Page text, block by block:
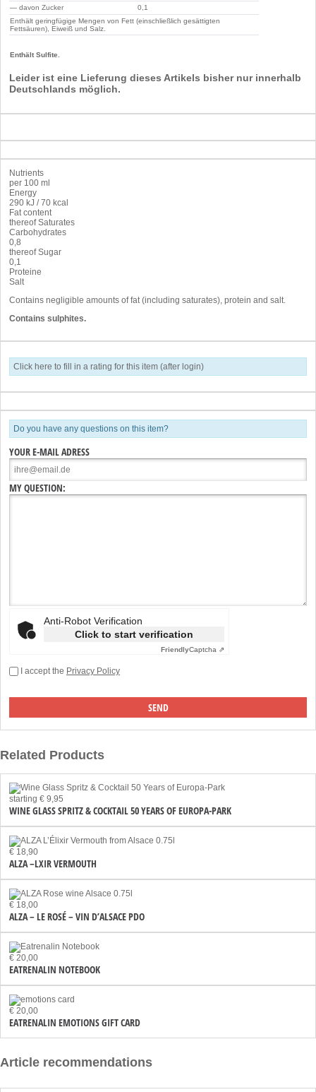
— davon Zucker
0,1
Enthält geringfügige Mengen von Fett (einschließlich gesättigten
Fettsäuren), Eiweiß und Salz.
Enthält Sulfite.
Leider ist eine Lieferung dieses Artikels bisher nur innerhalb
Deutschlands möglich.
Nutrients
per 100 ml
Energy
290 kJ / 70 kcal
Fat content
thereof Saturates
Carbohydrates
0,8
thereof Sugar
0,1
Proteine
Salt
Contains negligible amounts of fat (including saturates), protein and salt.
Contains sulphites.
Click here to fill in a rating for this item (after login)
Do you have any questions on this item?
YOUR E-MAIL ADRESS
MY QUESTION:
Anti-Robot Verification
Click to start verification
FriendlyCaptcha ⇗
I accept the Privacy Policy
Related Products
starting € 9,95
WINE GLASS SPRITZ & COCKTAIL 50 YEARS OF EUROPA-PARK
€ 18,90
ALZA –LXIR VERMOUTH
€ 18,00
ALZA – LE ROSÉ – VIN D’ALSACE PDO
€ 20,00
EATRENALIN NOTEBOOK
€ 20,00
EATRENALIN EMOTIONS GIFT CARD
Article recommendations